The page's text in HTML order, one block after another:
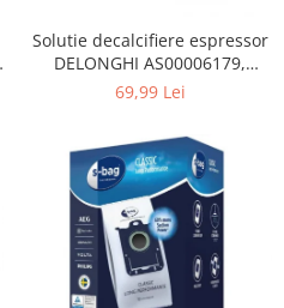
Solutie decalcifiere espressor
DELONGHI AS00006179,
DLSC500, 500 ml
69,99 Lei